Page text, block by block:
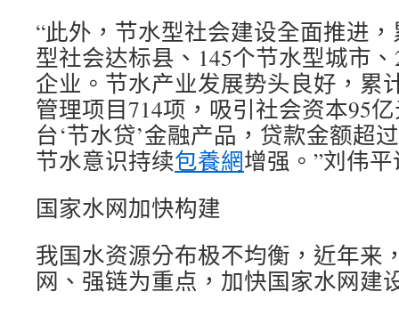
“此外，节水型社会建设全面推进
型社会达标县、145个节水型城市
企业。节水产业发展势头良好，累
管理项目714项，吸引社会资本95
台‘节水贷’金融产品，贷款金额超
节水意识持续包養網增强。”刘伟
国家水网加快构建
我国水资源分布极不均衡，近年来
网、强链为重点，加快国家水网建